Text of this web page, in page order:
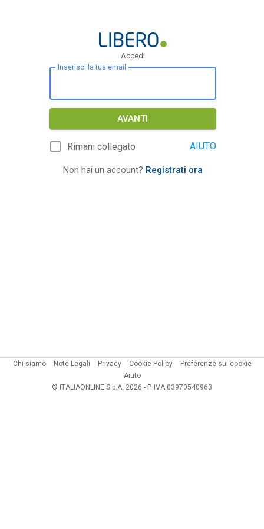
Accedi
Inserisci la tua email
AVANTI
Rimani collegato AIUTO
Non hai un account? Registrati ora
Chi siamo Note Legali Privacy Cookie Policy
Preferenze sui cookie
Aiuto
© ITALIAONLINE S.p.A. 2026 - P. IVA 03970540963